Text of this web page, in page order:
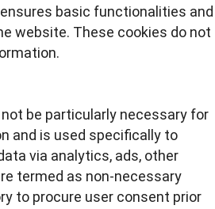
basic functionalities and
website. These cookies do not
be particularly necessary for
and is used specifically to
via analytics, ads, other
termed as non-necessary
to procure user consent prior